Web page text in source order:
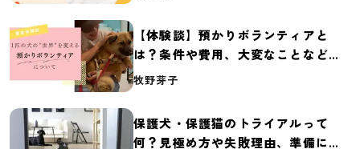
【体験談】預かりボランティアと
は？条件や費用、大変なことなど紹
介
牧野芽子
保護犬・保護猫のトライアルって
何？見極め方や失敗理由、準備に必